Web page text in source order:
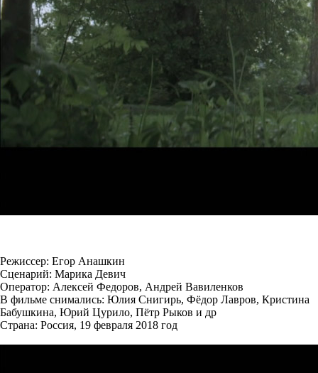
Режиссер: Егор Анашкин
Сценарий: Марика Девич
Оператор: Алексей Федоров, Андрей Вавиленков
В фильме снимались: Юлия Снигирь, Фёдор Лавров, Кристина
Бабушкина, Юрий Цурило, Пётр Рыков и др
Страна: Россия, 19 февраля 2018 год